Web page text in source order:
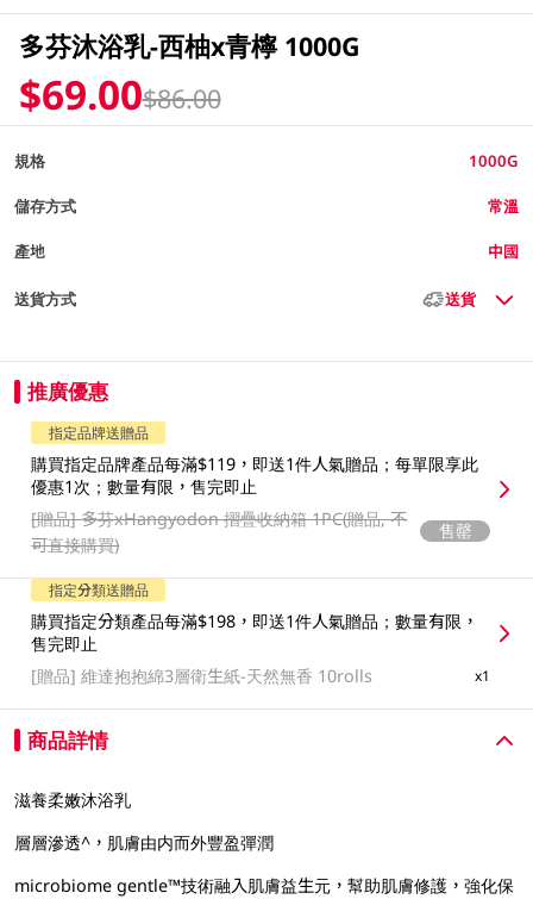
多芬沐浴乳-西柚x青檸 1000G
$69.00$86.00
規格 1000G
儲存方式 常溫
產地 中國
送貨方式 送貨
推廣優惠
指定品牌送贈品
購買指定品牌產品每滿$119，即送1件人氣贈品；每單限享此
優惠1次；數量有限，售完即止
[贈品]多芬xHangyodon 摺疊收納箱 1PC(贈品, 不
可直接購買)
售罄
指定分類送贈品
購買指定分類產品每滿$198，即送1件人氣贈品；數量有限，
售完即止
[贈品]維達抱抱綿3層衛生紙-天然無香 10rolls x1
商品詳情
滋養柔嫩沐浴乳
層層滲透^，肌膚由内而外豐盈彈潤
microbiome gentle™技術融入肌膚益生元，幫助肌膚修護，強化保